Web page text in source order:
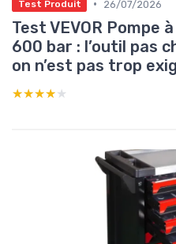
Test Produit • 26/07/2026
Test VEVOR Pompe
600 bar : l’outil pas
on n’est pas trop
★★★★★
★★★★★